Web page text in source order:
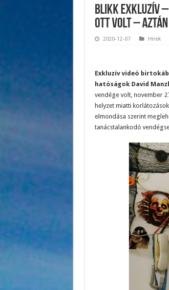
Blikk exkluzív –
ott volt – Aztán
2020-12-07 Hírek
Exkluzív videó
hatóságok David
vendége volt, november
helyzet miatti
elmondása szerint
tanácstalankodó